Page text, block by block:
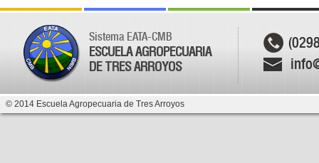
Sistema EATA-CMB
ESCUELA AGROPECUARIA
DE TRES ARROYOS
© 2014 Escuela Agropecuaria de Tres Arroyos